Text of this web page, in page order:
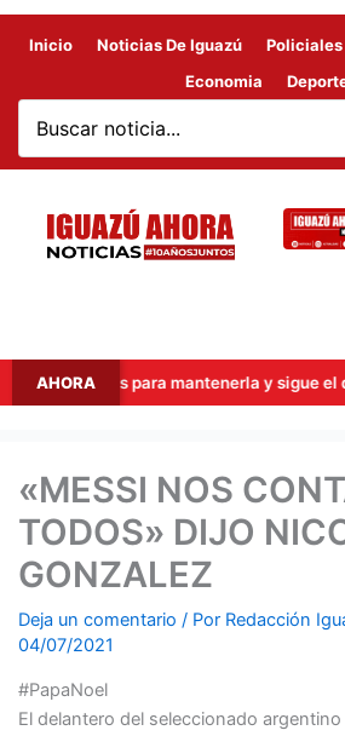
Inicio Noticias De Iguazú Policiales
Economia
AHORA
votos para mantenerla y sigue el debate
«MESSI NOS
TODOS» DIJO
GONZALEZ
Deja un comentario / Por Redacción
04/07/2021
#PapaNoel
El delantero del seleccionado